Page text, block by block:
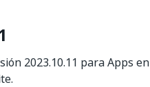
2023.10.11 para Apps en